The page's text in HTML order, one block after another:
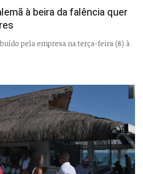
à beira da falência quer
pela empresa na terça-feira (8) à